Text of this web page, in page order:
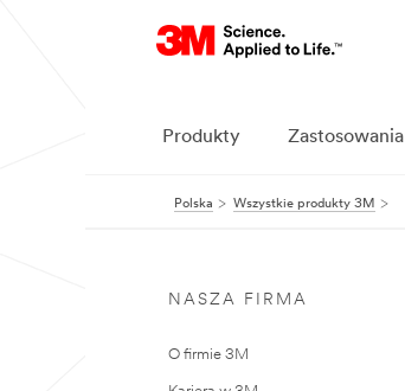
Produkty Zastosowania
Polska Wszystkie produkty 3M
NASZA FIRMA
O firmie 3M